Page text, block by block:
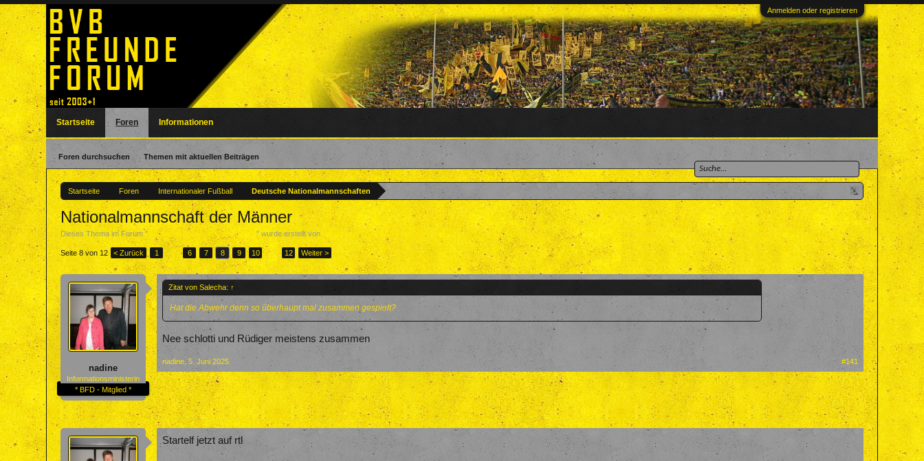
Anmelden oder registrieren
Startseite Foren Internationaler Fußball Deutsche Nationalmannschaften
Nationalmannschaft der Männer
Dieses Thema im Forum "Deutsche Nationalmannschaften" wurde erstellt von Forenteam , 7. November 2023
Seite 8 von 12 < Zurück 1 ← 6 7 8 9 10 → 12 Weiter >
nadine
Informationsministerin
* BFD - Mitglied *
Zitat von Salecha: ↑
Hat die Abwehr denn so überhaupt mal zusammen gespielt?
Nee schlotti und Rüdiger meistens zusammen
nadine , 5. Juni 2025 #141
Startelf jetzt auf rtl
Startseite Foren
Foren durchsuchen Themen mit aktuellen Beiträgen
Informationen